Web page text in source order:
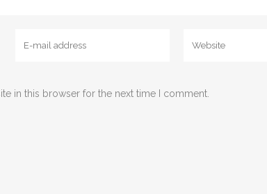
in this browser for the next time I comment.